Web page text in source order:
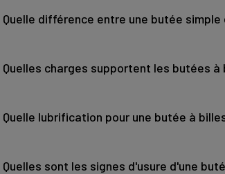
Quelle différence entre une butée
Quelles charges supportent les butées à
Quelle lubrification pour une butée à
Quelles sont les signes d'usure d'une